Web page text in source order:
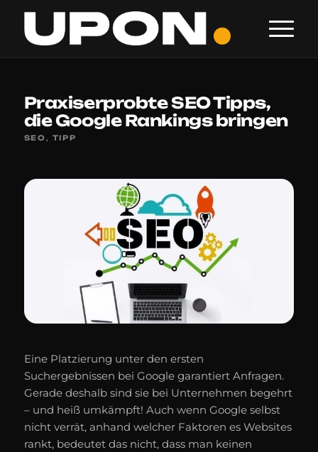
Praxiserprobte SEO Tipps,
die Google Rankings bringen
SEO , TIPP
Eine Platzierung unter den ersten
Suchergebnissen bei Google garantiert Anfragen.
Gerade deshalb sind sie bei Unternehmen begehrt
– und heiß umkämpft! Auch wenn Google selbst
nicht verrät, anhand welcher Faktoren es Websites
rankt, bedeutet das nicht, dass man keinen